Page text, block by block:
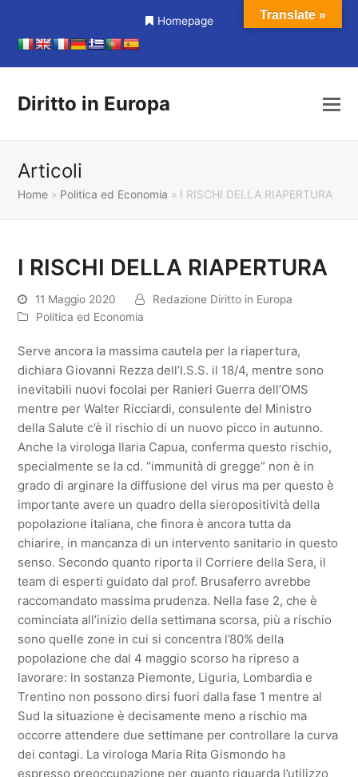
Homepage
Diritto in Europa
Articoli
Home » Politica ed Economia » I RISCHI DELLA RIAPERTURA
I RISCHI DELLA RIAPERTURA
11 Maggio 2020
Redazione Diritto in Europa
Politica ed Economia
Serve ancora la massima cautela per la riapertura,
dichiara Giovanni Rezza dell’I.S.S. il 18/4, mentre sono
inevitabili nuovi focolai per Ranieri Guerra dell’OMS
mentre per Walter Ricciardi, consulente del Ministro
della Salute c’è il rischio di un nuovo picco in autunno.
Anche la virologa Ilaria Capua, conferma questo rischio,
specialmente se la cd. “immunità di gregge” non è in
grado di arginare la diffusione del virus ma per questo è
importante avere un quadro della sieropositività della
popolazione italiana, che finora è ancora tutta da
chiarire, in mancanza di un intervento sanitario in questo
senso. Secondo quanto riporta il Corriere della Sera, il
team di esperti guidato dal prof. Brusaferro avrebbe
raccomandato massima prudenza. Nella fase 2, che è
cominciata all’inizio della settimana scorsa, più a rischio
sono quelle zone in cui si concentra l’80% della
popolazione che dal 4 maggio scorso ha ripreso a
lavorare: in sostanza Piemonte, Liguria, Lombardia e
Trentino non possono dirsi fuori dalla fase 1 mentre al
Sud la situazione è decisamente meno a rischio ma
occorre attendere due settimane per controllare la curva
dei contagi. La virologa Maria Rita Gismondo ha
espresso preoccupazione per quanto riguarda l’utilizzo
Translate »